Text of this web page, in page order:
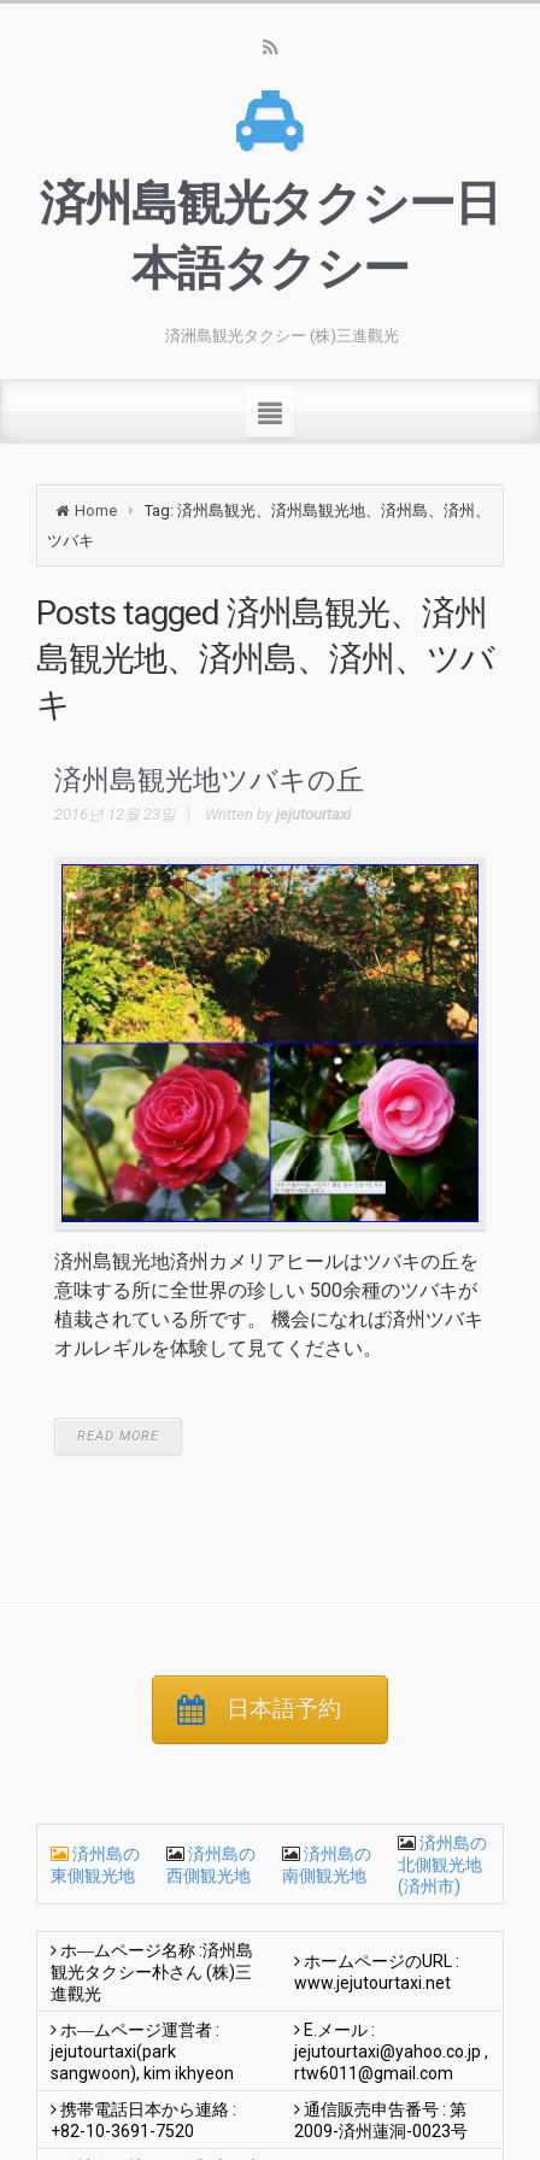
済州島観光タクシー日
本語タクシー
済洲島観光タクシー (株)三進觀光
Home
Tag: 済州島観光、済州島観光地、済州島、済州、
ツバキ
Posts tagged 済州島観光、済州
島観光地、済州島、済州、ツバ
キ
済州島観光地ツバキの丘
2016년 12월 23일 Written by jejutourtaxi
済州島観光地済州カメリアヒールはツバキの丘を
意味する所に全世界の珍しい 500余種のツバキが
植栽されている所です。 機会になれば済州ツバキ
オルレギルを体験して見てください。
READ MORE
日本語予約
済州島の
東側観光地
済州島の
西側観光地
済州島の
南側観光地
済州島の
北側観光地
(済州市)
ホ―ムページ名称 :済州島
観光タクシー朴さん (株)三
進觀光
ホームページのURL :
www.jejutourtaxi.net
ホ―ムページ運営者 :
jejutourtaxi(park
sangwoon), kim ikhyeon
E.メール :
jejutourtaxi@yahoo.co.jp ,
rtw6011@gmail.com
携帯電話日本から連絡 :
+82-10-3691-7520
通信販売申告番号 : 第
2009-済州蓮洞-0023号